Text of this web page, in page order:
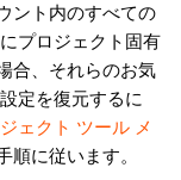
ント内のすべての
プロジェクト固有
合、それらのお気
定を復元するに
ェクト ツール メ
順に従います。